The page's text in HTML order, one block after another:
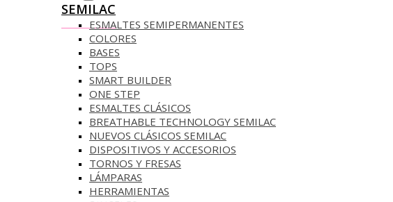
SEMILAC
ESMALTES SEMIPERMANENTES
COLORES
BASES
TOPS
SMART BUILDER
ONE STEP
ESMALTES CLÁSICOS
BREATHABLE TECHNOLOGY SEMILAC
NUEVOS CLÁSICOS SEMILAC
DISPOSITIVOS Y ACCESORIOS
TORNOS Y FRESAS
LÁMPARAS
HERRAMIENTAS